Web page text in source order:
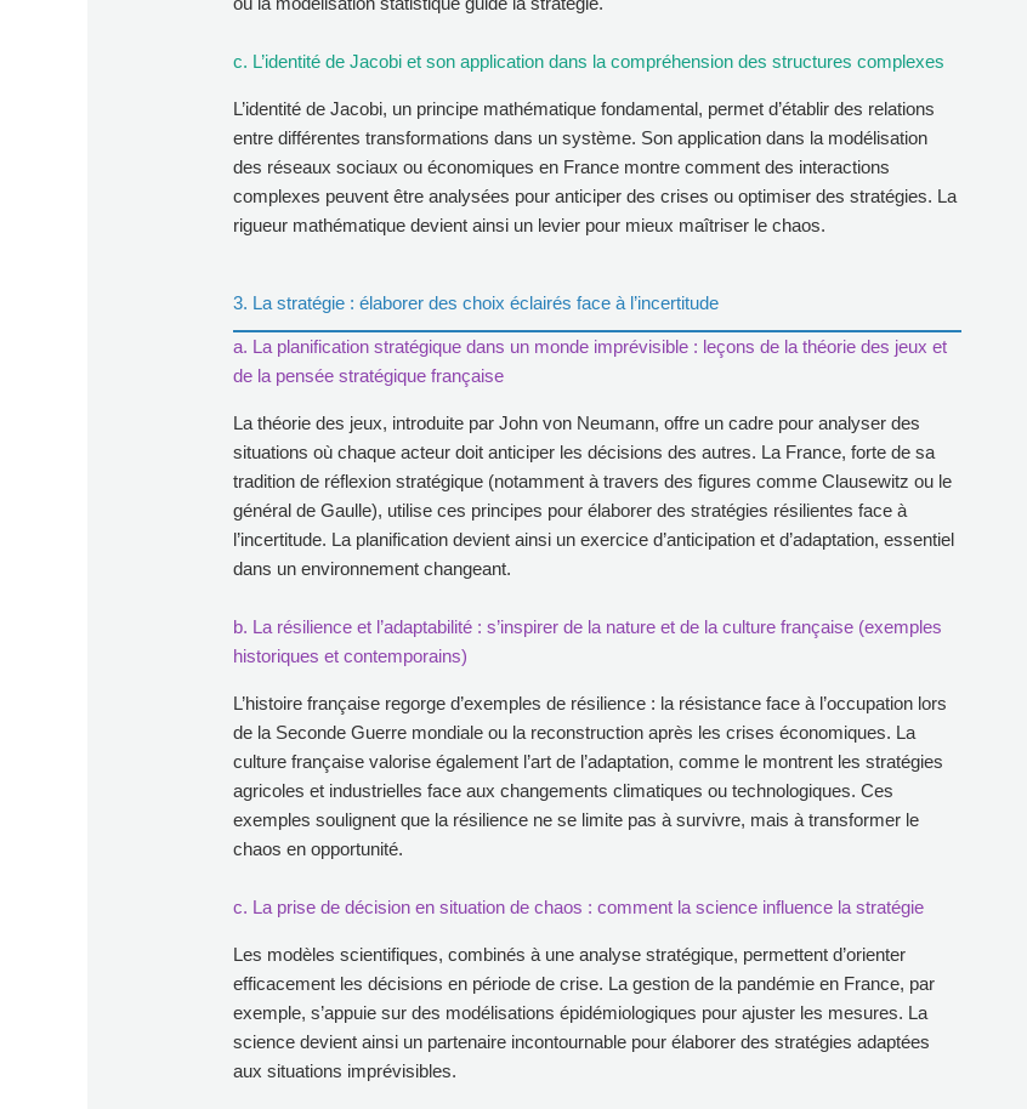
c. L’identité de Jacobi et son application dans la compréhension des structures complexes
L’identité de Jacobi, un principe mathématique fondamental, permet d’établir des relations
entre différentes transformations dans un système. Son application dans la modélisation
des réseaux sociaux ou économiques en France montre comment des interactions
complexes peuvent être analysées pour anticiper des crises ou optimiser des stratégies. La
rigueur mathématique devient ainsi un levier pour mieux maîtriser le chaos.
3. La stratégie : élaborer des choix éclairés face à l’incertitude
a. La planification stratégique dans un monde imprévisible : leçons de la théorie des jeux et
de la pensée stratégique française
La théorie des jeux, introduite par John von Neumann, offre un cadre pour analyser des
situations où chaque acteur doit anticiper les décisions des autres. La France, forte de sa
tradition de réflexion stratégique (notamment à travers des figures comme Clausewitz ou le
général de Gaulle), utilise ces principes pour élaborer des stratégies résilientes face à
l’incertitude. La planification devient ainsi un exercice d’anticipation et d’adaptation, essentiel
dans un environnement changeant.
b. La résilience et l’adaptabilité : s’inspirer de la nature et de la culture française (exemples
historiques et contemporains)
L’histoire française regorge d’exemples de résilience : la résistance face à l’occupation lors
de la Seconde Guerre mondiale ou la reconstruction après les crises économiques. La
culture française valorise également l’art de l’adaptation, comme le montrent les stratégies
agricoles et industrielles face aux changements climatiques ou technologiques. Ces
exemples soulignent que la résilience ne se limite pas à survivre, mais à transformer le
chaos en opportunité.
c. La prise de décision en situation de chaos : comment la science influence la stratégie
Les modèles scientifiques, combinés à une analyse stratégique, permettent d’orienter
efficacement les décisions en période de crise. La gestion de la pandémie en France, par
exemple, s’appuie sur des modélisations épidémiologiques pour ajuster les mesures. La
science devient ainsi un partenaire incontournable pour élaborer des stratégies adaptées
aux situations imprévisibles.